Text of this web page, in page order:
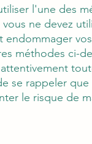
l'une des
ne devez
endommager
méthodes ci-
se rappeler
le risque de